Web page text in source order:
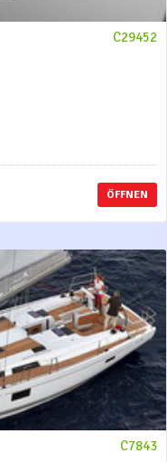
C29452
ÖFFNEN
C7843